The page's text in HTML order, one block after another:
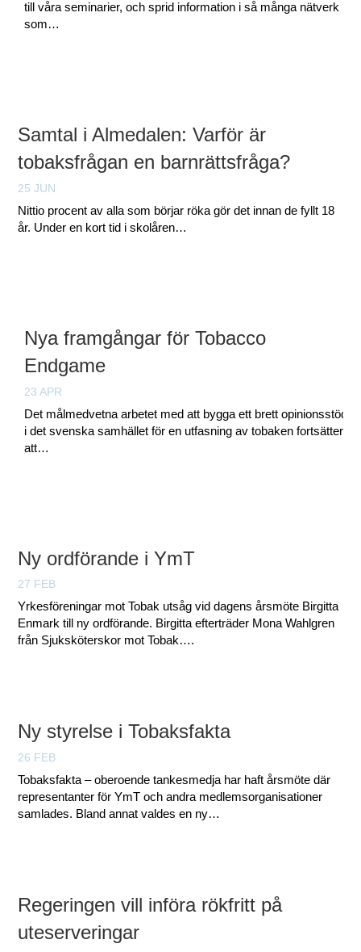
till våra seminarier, och sprid information i så många nätverk
som…
Samtal i Almedalen: Varför är
tobaksfrågan en barnrättsfråga?
25 JUN
Nittio procent av alla som börjar röka gör det innan de fyllt 18
år. Under en kort tid i skolåren…
Nya framgångar för Tobacco
Endgame
23 APR
Det målmedvetna arbetet med att bygga ett brett opinionsstöd
i det svenska samhället för en utfasning av tobaken fortsätter
att…
Ny ordförande i YmT
27 FEB
Yrkesföreningar mot Tobak utsåg vid dagens årsmöte Birgitta
Enmark till ny ordförande. Birgitta efterträder Mona Wahlgren
från Sjuksköterskor mot Tobak….
Ny styrelse i Tobaksfakta
26 FEB
Tobaksfakta – oberoende tankesmedja har haft årsmöte där
representanter för YmT och andra medlemsorganisationer
samlades. Bland annat valdes en ny…
Regeringen vill införa rökfritt på
uteserveringar